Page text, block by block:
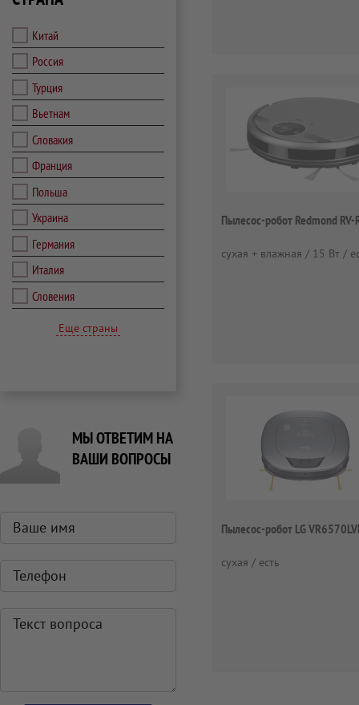
Китай
Россия
Турция
Вьетнам
Словакия
Франция
Польша
Украина
Германия
Италия
Словения
Еще страны
МЫ ОТВЕТИМ НА
ВАШИ ВОПРОСЫ
Пылесос-робот Redmond
сухая + влажная / 15 Вт /
Пылесос-робот LG
сухая / есть